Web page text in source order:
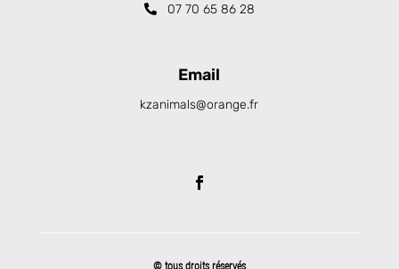
07 70 65 86 28
Email
kzanimals@orange.fr
© tous droits réservés